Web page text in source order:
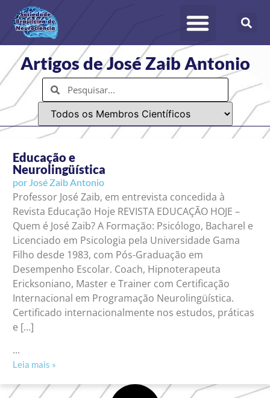
Artigos de José Zaib Antonio
Educação e
Neurolingüística
por José Zaib Antonio
Professor José Zaib, em entrevista concedida à
Revista Educação Hoje REVISTA EDUCAÇÃO HOJE –
Quem é José Zaib? A Formação: Psicólogo, Bacharel e
Licenciado em Psicologia pela Universidade Gama
Filho desde 1983, com Pós-Graduação em
Desempenho Escolar. Coach, Hipnoterapeuta
Ericksoniano, Master e Trainer com Certificação
Internacional em Programação Neurolingüística.
Certificado internacionalmente nos estudos, práticas
e […]
...
Leia mais »